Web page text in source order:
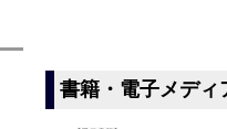
書籍・電子メディ